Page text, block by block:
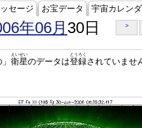
セージ お宝データ 宇宙カレン
年06月 30日 >
衛星
えいせい
のデータは登録
とうろく
されていませ